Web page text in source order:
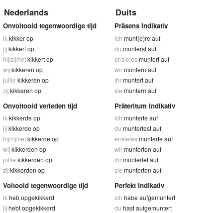
Nederlands Duits
Onvoltooid tegenwoordige tijd
ik kikker op
jijkikkert op
hij/zij/hetkikkert op
wijkikkeren op
jullie kikkeren op
zijkikkeren op
Präsens Indikativ
ich munt(e)re auf
du munterst auf
er/sie/esmuntert auf
wirmuntern auf
ihrmuntert auf
sie muntern auf
Onvoltooid verleden tijd
ik kikkerde op
jijkikkerde op
hij/zij/hetkikkerde op
wijkikkerden op
jullie kikkerden op
zijkikkerden op
Präteritum Indikativ
ich munterte auf
du muntertest auf
er/sie/esmunterte auf
wirmunterten auf
ihrmuntertet auf
sie munterten auf
Voltooid tegenwoordige tijd
ikheb opgekikkerd
jijhebt opgekikkerd
Perfekt Indikativ
ich habe aufgemuntert
du hast aufgemuntert